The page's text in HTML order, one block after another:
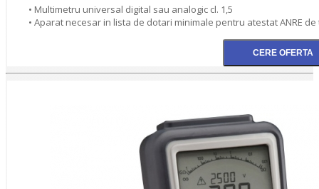
• Multimetru universal digital sau analogic cl. 1,5
• Aparat necesar in lista de dotari minimale pentru atestat ANRE de